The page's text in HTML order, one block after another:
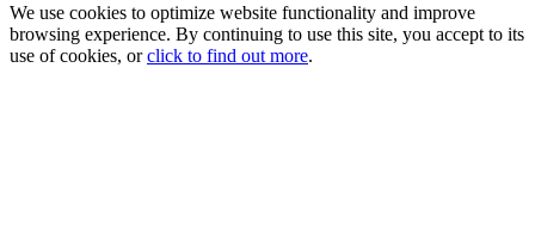
We use cookies to optimize website functionality and improve
browsing experience. By continuing to use this site, you accept to its
use of cookies, orclick to find out more.